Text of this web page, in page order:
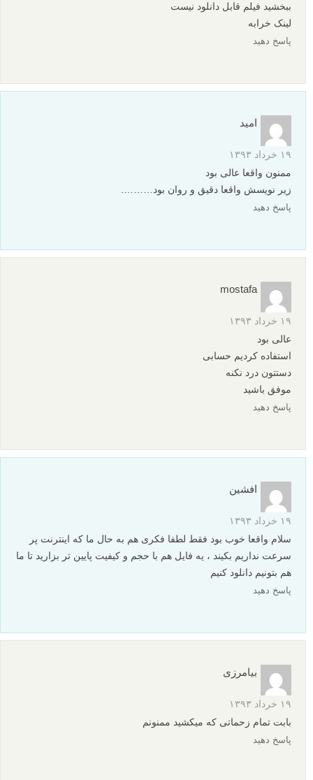
ببخشید فیلم قابل دانلود نیست
لینک خرابه
پاسخ دهید
امید
۱۹ خرداد ۱۳۹۳
ممنون واقعا عالی بود
زیر نویسش واقعا دقیق و روان بود……….
پاسخ دهید
mostafa
۱۹ خرداد ۱۳۹۳
عالی بود
استفاده کردیم حسابی
دستتون درد نکنه
موفق باشید
پاسخ دهید
افشین
۱۹ خرداد ۱۳۹۳
سلام واقعا خوب بود فقط لطفا فکری هم به حال ما که اینترنت پر
سرعت نداریم بکیند ، یه فایل هم با حجم و کیفیت پایین تر بزارید تا ما
هم بتونیم دانلود کنیم
پاسخ دهید
بیامرزی
۱۹ خرداد ۱۳۹۳
بابت تمام زحماتی که میکشید ممنونم
پاسخ دهید